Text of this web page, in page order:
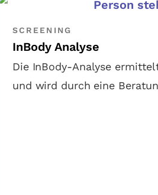
SCREENING
InBody Analyse
Die InBody-Analyse
und wird durch eine